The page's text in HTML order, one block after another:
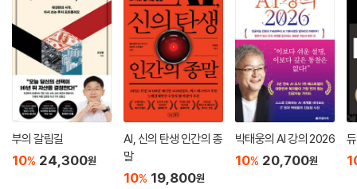
부의 갈림길
10% 24,300원
AI, 신의 탄생 인간의 종
말
10% 19,800원
박태웅의 AI 강의 2026
10% 20,700원